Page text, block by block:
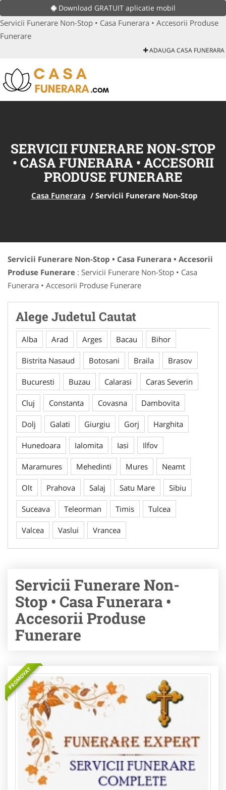
Download GRATUIT aplicatie mobil
Servicii Funerare Non-Stop • Casa Funerara • Accesorii Produse
Funerare
ADAUGA CASA FUNERARA
SERVICII FUNERARE NON-STOP
• CASA FUNERARA • ACCESORII
PRODUSE FUNERARE
Casa Funerara / Servicii Funerare Non-Stop
Servicii Funerare Non-Stop • Casa Funerara • Accesorii
Produse Funerare : Servicii Funerare Non-Stop • Casa
Funerara • Accesorii Produse Funerare
Alege Judetul Cautat
Alba Arad Arges Bacau Bihor
Bistrita Nasaud Botosani Braila Brasov
Bucuresti Buzau Calarasi Caras Severin
Cluj Constanta Covasna Dambovita
Dolj Galati Giurgiu Gorj Harghita
Hunedoara Ialomita Iasi Ilfov
Maramures Mehedinti Mures Neamt
Olt Prahova Salaj Satu Mare Sibiu
Suceava Teleorman Timis Tulcea
Valcea Vaslui Vrancea
Servicii Funerare Non-
Stop • Casa Funerara •
Accesorii Produse
Funerare
PROMOVAT